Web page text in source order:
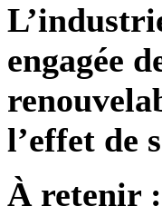
engagée
l’effet de
À retenir :